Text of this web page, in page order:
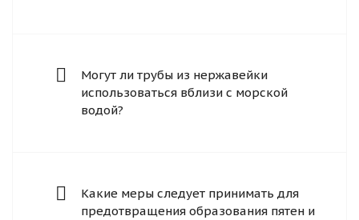
Могут ли трубы из нержавейки
использоваться вблизи с морской
водой?
Какие меры следует принимать для
предотвращения образования пятен и